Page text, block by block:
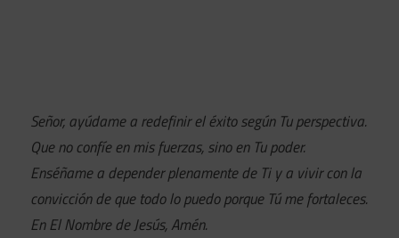
Señor, ayúdame a redefinir el éxito según Tu perspectiva.
Que no confíe en mis fuerzas, sino en Tu poder.
Enséñame a depender plenamente de Ti y a vivir con la
convicción de que todo lo puedo porque Tú me fortaleces.
En El Nombre de Jesús, Amén.